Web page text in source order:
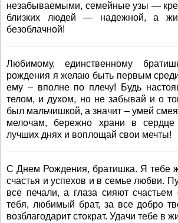
незабываемыми, семейные узы —
близких людей — надежной, а
безоблачной!
Любимому, единственному
рождения я желаю быть первым
ему – вполне по плечу! Будь
телом, и духом, но не забывай и о
был мальчишкой, а значит – умей
мелочам, бережно храни в
лучших днях и воплощай свои мечты!
С Днем Рождения, братишка. Я тебе
счастья и успехов и в семье любви.
все печали, а глаза сияют
тебя, любимый брат, за все добро
возблагодарит стократ. Удачи тебе в